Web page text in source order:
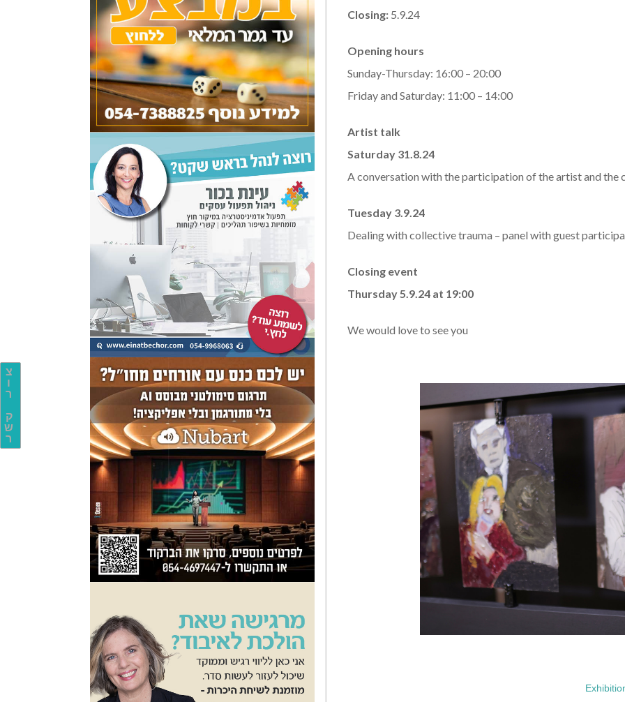
צ
ו
ר
ק
ש
ר
Closing:5.9.24
Opening hours
Sunday-Thursday: 16:00 – 20:00
Friday and Saturday: 11:00 – 14:00
Artist talk
Saturday 31.8.24
A conversation with the participation of the artist and the
Tuesday 3.9.24
Dealing with collective trauma – panel with guest
Closing event
Thursday 5.9.24 at 19:00
We would love to see you